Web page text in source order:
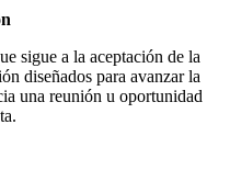
sigue a la aceptación de la
diseñados para avanzar la
una reunión u oportunidad